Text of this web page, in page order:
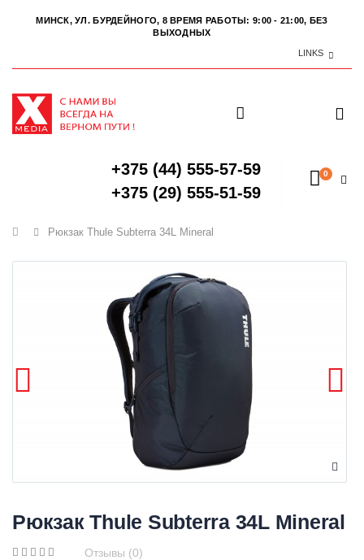
МИНСК, УЛ. БУРДЕЙНОГО, 8 ВРЕМЯ РАБОТЫ: 9:00 - 21:00, БЕЗ
ВЫХОДНЫХ
LINKS
+375 (44) 555-57-59
+375 (29) 555-51-59
0
Главная
Рюкзак Thule Subterra 34L Mineral
Рюкзак Thule Subterra 34L Mineral
Отзывы (0)